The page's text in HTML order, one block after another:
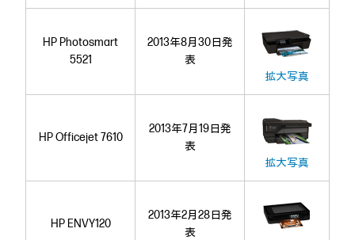
HP Photosmart
5521
2013年8月30日発
表
拡大写真
HP Officejet 7610
2013年7月19日発
表
拡大写真
HP ENVY120
2013年2月28日発
表